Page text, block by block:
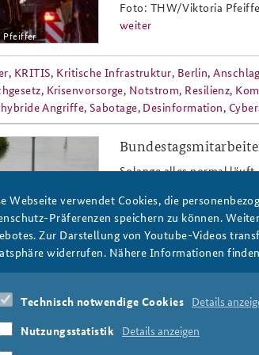
Praktika an der BAKS
Arbeitskreis "Junge
Sicherheitspolitiker"
Pfeiffer
Foto: THW/Viktoria
weiter
, KRITIS, Kritische Infrastruktur, Berlin,Anschlag
, Krisenvorsorge, Notstrom, Resilienz,
hybride Angriffe, Sabotage, Desinformation,
CC BY-SA 3.0
Solange alles normal
gingen der
auf den Grund.
weiter
Webseite verwendet Cookies, die
Präferenzen speichern zu können.
Zur Darstellung von Youtube-Videos
widerrufen. Nähere Informationen
Technisch notwendige Cookies Details
Nutzungsstatistik Details anzeigen